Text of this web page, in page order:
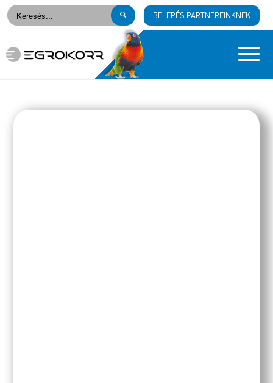
BELEPÉS PARTNEREINKNEK